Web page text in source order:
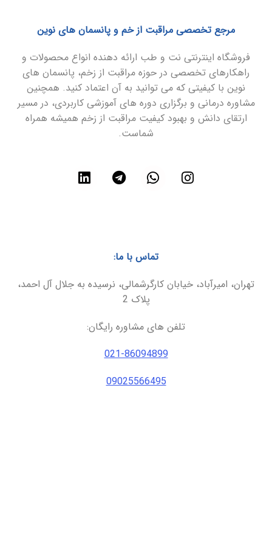
مرجع تخصصی مراقبت از خم و پانسمان های نوین
فروشگاه اینترنتی نت و طب ارائه دهنده انواع محصولات و
راهکارهای تخصصی در حوزه مراقبت از زخم، پانسمان های
نوین با کیفیتی که می توانید به آن اعتماد کنید. همچنین
مشاوره درمانی و برگزاری دوره های آموزشی کاربردی، در مسیر
ارتقای دانش و بهبود کیفیت مراقبت از زخم همیشه همراه
شماست.
تماس با ما:
تهران، امیرآباد، خیابان کارگرشمالی، نرسیده به جلال آل احمد،
پلاک 2
تلفن های مشاوره رایگان:
021-86094899
09025566495